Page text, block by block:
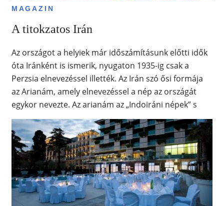
MAGAZIN
A titokzatos Irán
Az országot a helyiek már időszámításunk előtti idők
óta Iránként is ismerik, nyugaton 1935-ig csak a
Perzsia elnevezéssel illették. Az Irán szó ősi formája
az Arianám, amely elnevezéssel a nép az országát
egykor nevezte. Az arianám az „Indoiráni népek” s